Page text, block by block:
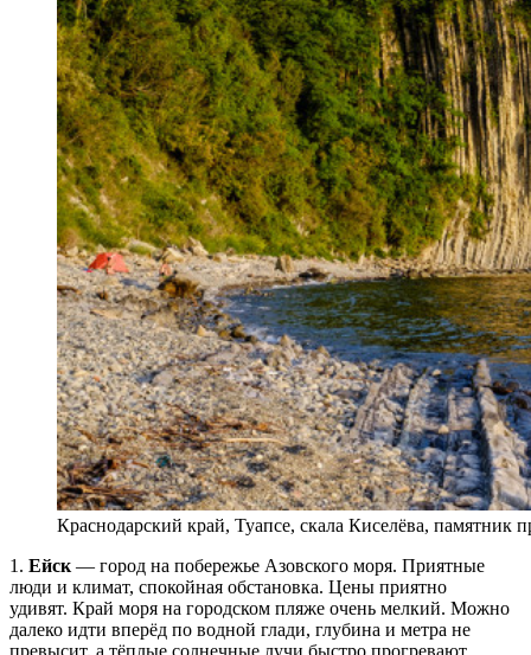
Краснодарский край, Туапсе, скала Киселёва,
1. Ейск — город на побережье Азовского моря. Приятные
люди и климат, спокойная обстановка. Цены приятно
удивят. Край моря на городском пляже очень мелкий. Можно
далеко идти вперёд по водной глади, глубина и метра не
превысит, а тёплые солнечные лучи быстро прогревают